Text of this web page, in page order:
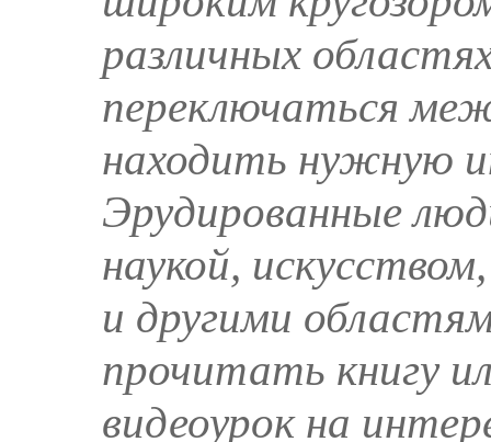
различных
переключаться
находить нужную
Эрудированные
наукой,
и другими
прочитать книгу
видеоурок на